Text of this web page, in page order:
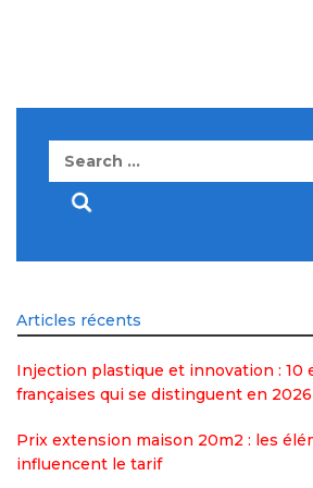
Search
Articles récents
Injection plastique et innovation : 10
françaises qui se distinguent en 2026
Prix extension maison 20m2 : les
influencent le tarif